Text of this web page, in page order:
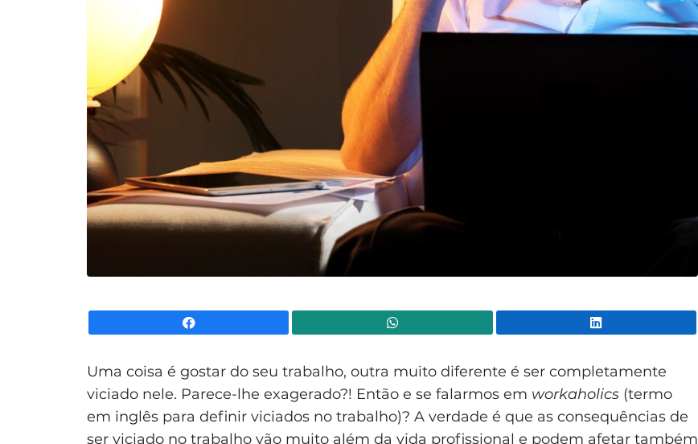
Uma coisa é gostar do seu trabalho, outra muito diferente é ser completamente
viciado nele. Parece-lhe exagerado?! Então e se falarmos em workaholics (termo
em inglês para definir viciados no trabalho)? A verdade é que as consequências de
ser viciado no trabalho vão muito além da vida profissional e podem afetar também